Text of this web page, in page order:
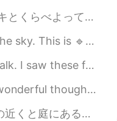
2019.09.08 04:32
教えてくれてあり
勉強はとてもいい
え学べることで
味しく作れたって思って写真とってHellotalk にのせてたつもり？! 恥ず...
from today. I simply could not sel...
These always grab people's attentio...
days haven’t happened yet. So d...
生活のリズムが逆さまになってしまいましたが、何よりも人を助けることにな...